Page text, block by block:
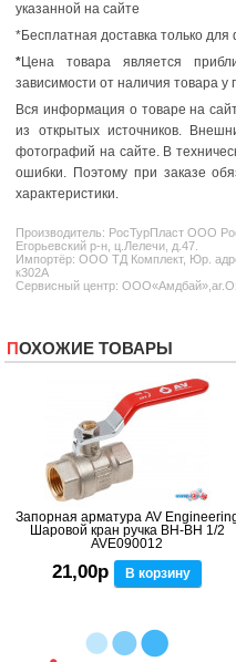
указанной на сайте
*Бесплатная доставка только для
*Цена товара является
зависимости от наличия товара у
Вся информация о товаре на
из открытых источников.
фотографий на сайте. В
ошибки. Поэтому при заказе
характеристики.
Производитель: РосТурПласт ООО
Егорьевский р-н, ц.Лелечи, д.47.
Импортёр: ООО ТД Комплект, Юр.
к302А
Сервисный центр:
ПОХОЖИЕ ТОВАРЫ
Запорная арматура AV
Шаровой кран ручка ВН-ВН 1/2
AVE090012
21,00р В корзину